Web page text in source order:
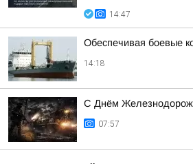
14:47
Обеспечивая боевые
14:18
С Днём
07:57